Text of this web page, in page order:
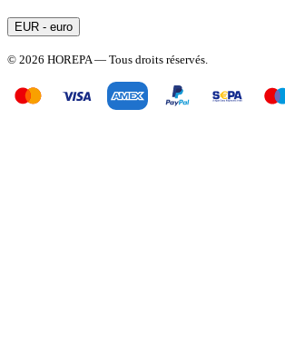
EUR - euro
© 2026 HOREPA — Tous droits réservés.